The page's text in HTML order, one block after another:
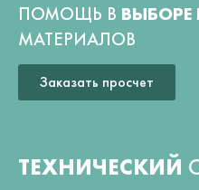
ПОМОЩЬ В ВЫБОРЕ
МАТЕРИАЛОВ
Заказать просчет
ТЕХНИЧЕСКИЙ